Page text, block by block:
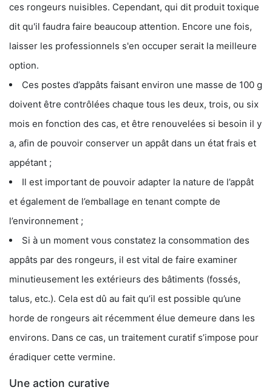
ces rongeurs nuisibles. Cependant, qui dit produit toxique
dit qu'il faudra faire beaucoup attention. Encore une fois,
laisser les professionnels s'en occuper serait la meilleure
option.
Ces postes d’appâts faisant environ une masse de 100 g
doivent être contrôlées chaque tous les deux, trois, ou six
mois en fonction des cas, et être renouvelées si besoin il y
a, afin de pouvoir conserver un appât dans un état frais et
appétant ;
Il est important de pouvoir adapter la nature de l’appât
et également de l’emballage en tenant compte de
l’environnement ;
Si à un moment vous constatez la consommation des
appâts par des rongeurs, il est vital de faire examiner
minutieusement les extérieurs des bâtiments (fossés,
talus, etc.). Cela est dû au fait qu’il est possible qu’une
horde de rongeurs ait récemment élue demeure dans les
environs. Dans ce cas, un traitement curatif s’impose pour
éradiquer cette vermine.
Une action curative